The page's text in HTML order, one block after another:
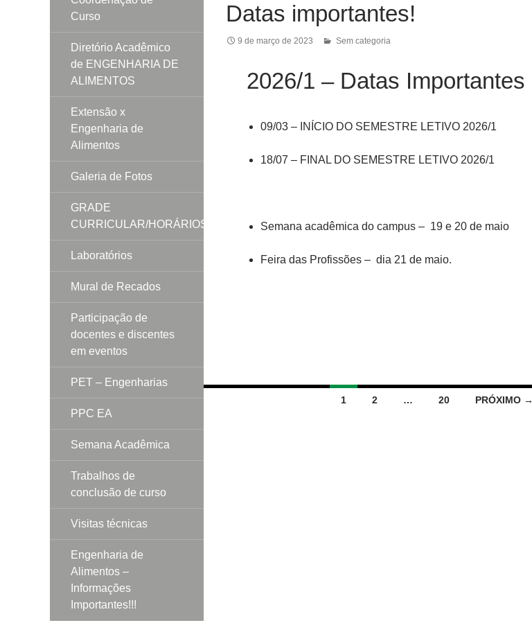
Datas importantes!
9 de março de 2023 Sem categoria
2026/1 – Datas Importantes
09/03 – INÍCIO DO SEMESTRE LETIVO 2026/1
18/07 – FINAL DO SEMESTRE LETIVO 2026/1
Semana acadêmica do campus – 19 e 20 de maio
Feira das Profissões – dia 21 de maio.
1 2 … 20 PRÓXIMO →
Curso
Diretório Acadêmico
de ENGENHARIA DE
ALIMENTOS
Extensão x
Engenharia de
Alimentos
Galeria de Fotos
GRADE
CURRICULAR/HORÁRIOS
Laboratórios
Mural de Recados
Participação de
docentes e discentes
em eventos
PET – Engenharias
PPC EA
Semana Acadêmica
Trabalhos de
conclusão de curso
Visitas técnicas
Engenharia de
Alimentos –
Informações
Importantes!!!